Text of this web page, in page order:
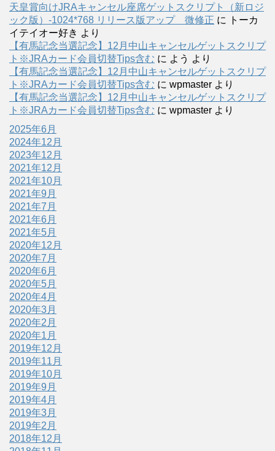
天皇賞向けJRAキャンセル座席ゲットスクリプト（新ロジ
ック版）-1024*768 リリース版アップ 微修正 に
トーカ
イテイオー好き より
【有馬記念当選記念】12月中山キャンセルゲットスクリプ
ト※JRAカード会員切替Tips含む に よう より
【有馬記念当選記念】12月中山キャンセルゲットスクリプ
ト※JRAカード会員切替Tips含む に wpmaster より
【有馬記念当選記念】12月中山キャンセルゲットスクリプ
ト※JRAカード会員切替Tips含む に wpmaster より
2025年6月
2024年12月
2023年12月
2021年12月
2021年10月
2021年9月
2021年7月
2021年6月
2021年5月
2020年12月
2020年7月
2020年6月
2020年5月
2020年4月
2020年3月
2020年2月
2020年1月
2019年12月
2019年11月
2019年10月
2019年9月
2019年4月
2019年3月
2019年2月
2018年12月